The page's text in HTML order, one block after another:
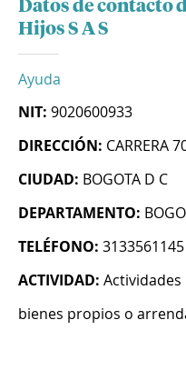
Datos de contacto
Hijos S A S
Ayuda
NIT: 9020600933
DIRECCIÓN: CARRERA
CIUDAD: BOGOTA D C
DEPARTAMENTO:
TELÉFONO: 3133561145
ACTIVIDAD:
bienes propios o